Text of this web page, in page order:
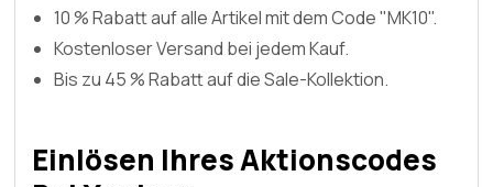
10 % Rabatt auf alle Artikel mit dem Code "MK10".
Kostenloser Versand bei jedem Kauf.
Bis zu 45 % Rabatt auf die Sale-Kollektion.
Einlösen Ihres Aktionscodes